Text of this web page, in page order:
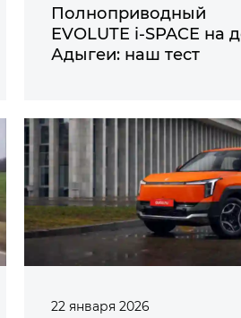
Полноприводный
EVOLUTE i‑SPACE на
Адыгеи: наш тест
22 января 2026